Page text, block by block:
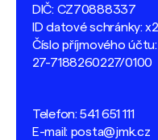
DIČ: CZ70888337
ID datové schránky:
Číslo příjmového účtu:
27-7188260227/0100
Telefon:541 651 111
E-mail: posta@jmk.cz